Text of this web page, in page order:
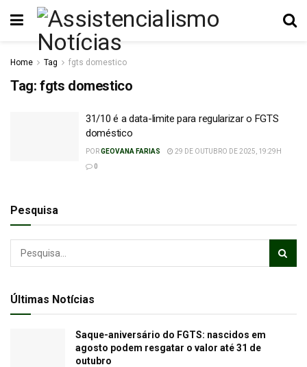
Home Tag fgts domestico
Tag: fgts domestico
31/10 é a data-limite para regularizar o FGTS
doméstico
PORGEOVANA FARIAS
29 DE OUTUBRO DE 2025, 19:29H
0
Pesquisa
Últimas Notícias
Saque-aniversário do FGTS: nascidos em
agosto podem resgatar o valor até 31 de
outubro